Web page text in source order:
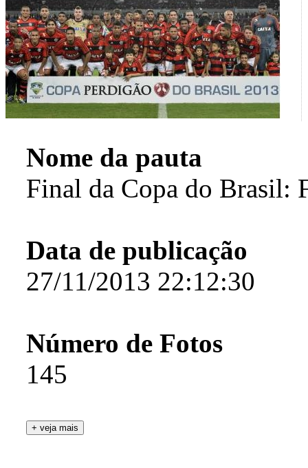
Nome da pauta
Final da Copa do Brasil:
Data de publicação
27/11/2013 22:12:30
Número de Fotos
145